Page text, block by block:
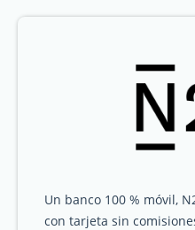
Un banco 100 % móvil,
con tarjeta sin